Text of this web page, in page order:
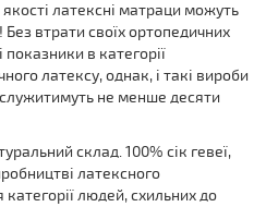
латексні матраци можуть
втрати своїх ортопедичних
в категорії
латексу, однак, і такі вироби
не менше десяти
склад. 100% сік гевеї,
латексного
людей, схильних до